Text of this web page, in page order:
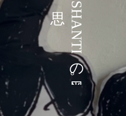
S
H
A
N
T
I
の
。
う
こ
と
な
ど
い
ろ
ろ